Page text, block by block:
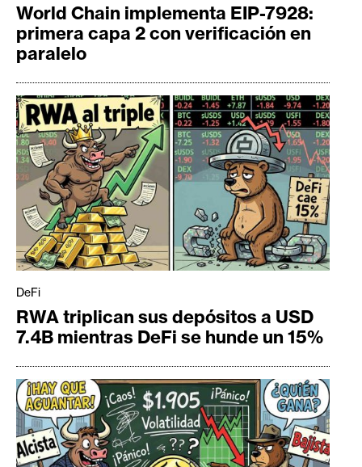
World Chain implementa EIP-7928:
primera capa 2 con verificación en
paralelo
DeFi
RWA triplican sus depósitos a USD
7.4B mientras DeFi se hunde un 15%